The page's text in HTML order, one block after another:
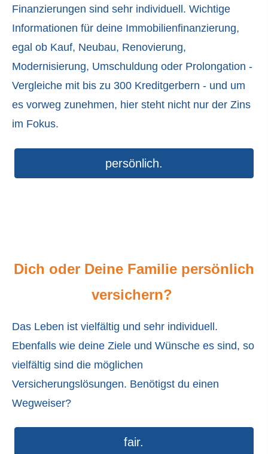
Finanzierungen sind sehr individuell. Wichtige
Informationen für deine Immobilienfinanzierung,
egal ob Kauf, Neubau, Renovierung,
Modernisierung, Umschuldung oder Prolongation -
Vergleiche mit bis zu 300 Kreditgerbern - und um
es vorweg zunehmen, hier steht nicht nur der Zins
im Fokus.
persönlich.
Dich oder Deine Familie persönlich
ver­sichern?
Das Leben ist vielfältig und sehr individuell.
Ebenfalls wie deine Ziele und Wünsche es sind, so
vielfältig sind die möglichen
Versicherungslösungen. Benötigst du einen
Wegweiser?
fair.